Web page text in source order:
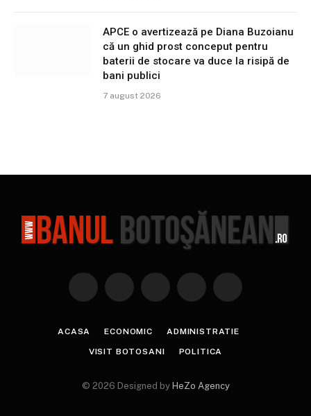
APCE o avertizează pe Diana Buzoianu
că un ghid prost conceput pentru
baterii de stocare va duce la risipă de
bani publici
7 august 2026
Facebook Instagram YouTube TikTok
ACASA ECONOMIC ADMINISTRATIE
VISIT BOTOSANI POLITICA
© 2026 Designed by HeZo Agency